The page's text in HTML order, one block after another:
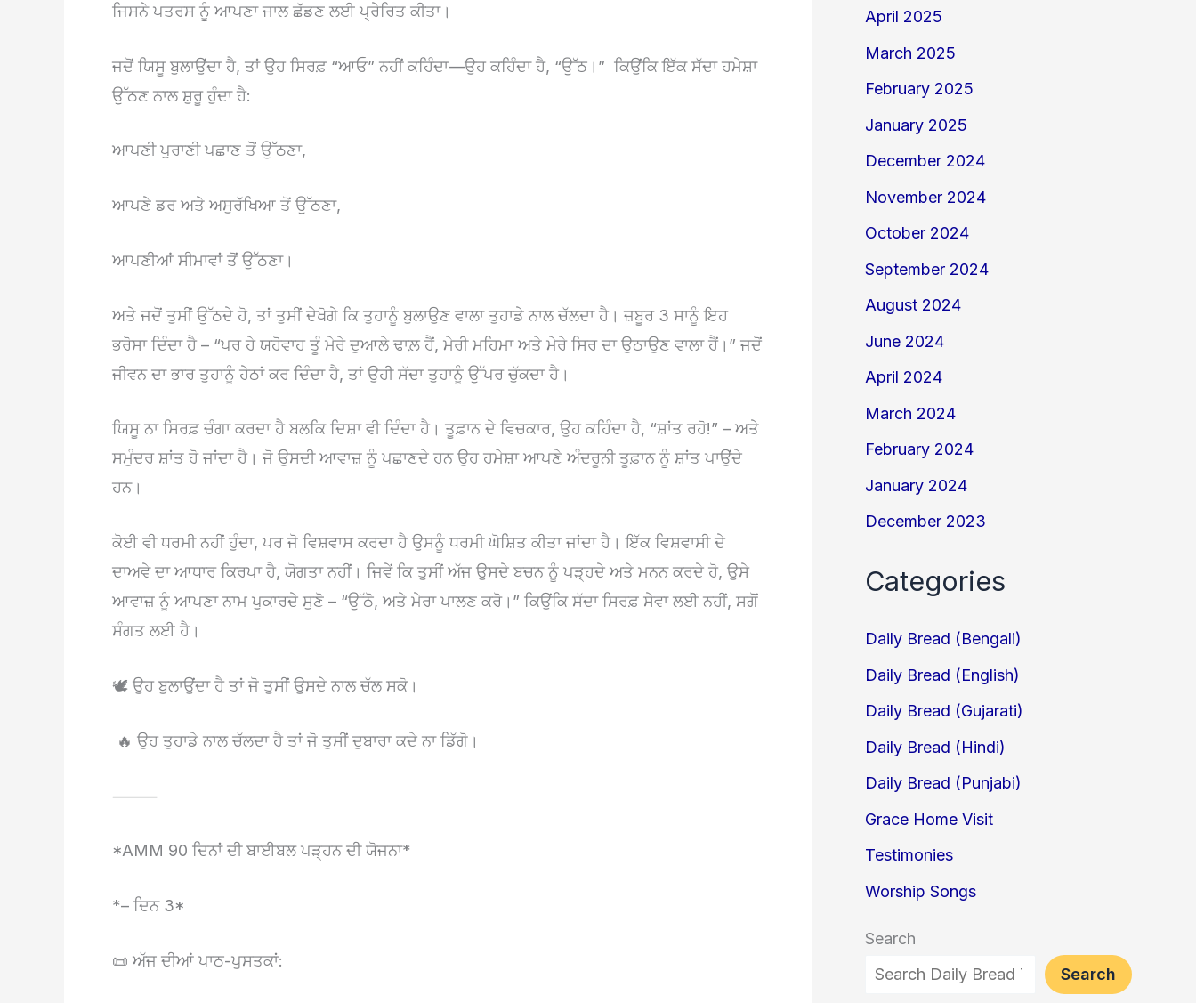
ਜਿਸਨੇ ਪਤਰਸ ਨੂੰ ਆਪਣਾ ਜਾਲ ਛੱਡਣ ਲਈ ਪ੍ਰੇਰਿਤ ਕੀਤਾ।
ਜਦੋਂ ਯਿਸੂ ਬੁਲਾਉਂਦਾ ਹੈ, ਤਾਂ ਉਹ ਸਿਰਫ਼ “ਆਓ” ਨਹੀਂ ਕਹਿੰਦਾ—ਉਹ ਕਹਿੰਦਾ ਹੈ, “ਉੱਠ।” ਕਿਉਂਕਿ ਇੱਕ ਸੱਦਾ ਹਮੇਸ਼ਾ
ਉੱਠਣ ਨਾਲ ਸ਼ੁਰੂ ਹੁੰਦਾ ਹੈ:
ਆਪਣੀ ਪੁਰਾਣੀ ਪਛਾਣ ਤੋਂ ਉੱਠਣਾ,
ਆਪਣੇ ਡਰ ਅਤੇ ਅਸੁਰੱਖਿਆ ਤੋਂ ਉੱਠਣਾ,
ਆਪਣੀਆਂ ਸੀਮਾਵਾਂ ਤੋਂ ਉੱਠਣਾ।
ਅਤੇ ਜਦੋਂ ਤੁਸੀਂ ਉੱਠਦੇ ਹੋ, ਤਾਂ ਤੁਸੀਂ ਦੇਖੋਗੇ ਕਿ ਤੁਹਾਨੂੰ ਬੁਲਾਉਣ ਵਾਲਾ ਤੁਹਾਡੇ ਨਾਲ ਚੱਲਦਾ ਹੈ। ਜ਼ਬੂਰ 3 ਸਾਨੂੰ ਇਹ
ਭਰੋਸਾ ਦਿੰਦਾ ਹੈ – “ਪਰ ਹੇ ਯਹੋਵਾਹ ਤੂੰ ਮੇਰੇ ਦੁਆਲੇ ਢਾਲ਼ ਹੈਂ, ਮੇਰੀ ਮਹਿਮਾ ਅਤੇ ਮੇਰੇ ਸਿਰ ਦਾ ਉਠਾਉਣ ਵਾਲਾ ਹੈਂ।” ਜਦੋਂ
ਜੀਵਨ ਦਾ ਭਾਰ ਤੁਹਾਨੂੰ ਹੇਠਾਂ ਕਰ ਦਿੰਦਾ ਹੈ, ਤਾਂ ਉਹੀ ਸੱਦਾ ਤੁਹਾਨੂੰ ਉੱਪਰ ਚੁੱਕਦਾ ਹੈ।
ਯਿਸੂ ਨਾ ਸਿਰਫ਼ ਚੰਗਾ ਕਰਦਾ ਹੈ ਬਲਕਿ ਦਿਸ਼ਾ ਵੀ ਦਿੰਦਾ ਹੈ। ਤੂਫ਼ਾਨ ਦੇ ਵਿਚਕਾਰ, ਉਹ ਕਹਿੰਦਾ ਹੈ, “ਸ਼ਾਂਤ ਰਹੋ!” – ਅਤੇ
ਸਮੁੰਦਰ ਸ਼ਾਂਤ ਹੋ ਜਾਂਦਾ ਹੈ। ਜੋ ਉਸਦੀ ਆਵਾਜ਼ ਨੂੰ ਪਛਾਣਦੇ ਹਨ ਉਹ ਹਮੇਸ਼ਾ ਆਪਣੇ ਅੰਦਰੂਨੀ ਤੂਫ਼ਾਨ ਨੂੰ ਸ਼ਾਂਤ ਪਾਉਂਦੇ
ਹਨ।
ਕੋਈ ਵੀ ਧਰਮੀ ਨਹੀਂ ਹੁੰਦਾ, ਪਰ ਜੋ ਵਿਸ਼ਵਾਸ ਕਰਦਾ ਹੈ ਉਸਨੂੰ ਧਰਮੀ ਘੋਸ਼ਿਤ ਕੀਤਾ ਜਾਂਦਾ ਹੈ। ਇੱਕ ਵਿਸ਼ਵਾਸੀ ਦੇ
ਦਾਅਵੇ ਦਾ ਆਧਾਰ ਕਿਰਪਾ ਹੈ, ਯੋਗਤਾ ਨਹੀਂ। ਜਿਵੇਂ ਕਿ ਤੁਸੀਂ ਅੱਜ ਉਸਦੇ ਬਚਨ ਨੂੰ ਪੜ੍ਹਦੇ ਅਤੇ ਮਨਨ ਕਰਦੇ ਹੋ, ਉਸੇ
ਆਵਾਜ਼ ਨੂੰ ਆਪਣਾ ਨਾਮ ਪੁਕਾਰਦੇ ਸੁਣੋ – “ਉੱਠੋ, ਅਤੇ ਮੇਰਾ ਪਾਲਣ ਕਰੋ।” ਕਿਉਂਕਿ ਸੱਦਾ ਸਿਰਫ਼ ਸੇਵਾ ਲਈ ਨਹੀਂ, ਸਗੋਂ
ਸੰਗਤ ਲਈ ਹੈ।
🕊️ ਉਹ ਬੁਲਾਉਂਦਾ ਹੈ ਤਾਂ ਜੋ ਤੁਸੀਂ ਉਸਦੇ ਨਾਲ ਚੱਲ ਸਕੋ।
🔥 ਉਹ ਤੁਹਾਡੇ ਨਾਲ ਚੱਲਦਾ ਹੈ ਤਾਂ ਜੋ ਤੁਸੀਂ ਦੁਬਾਰਾ ਕਦੇ ਨਾ ਡਿੱਗੋ।
⸻
*AMM 90 ਦਿਨਾਂ ਦੀ ਬਾਈਬਲ ਪੜ੍ਹਨ ਦੀ ਯੋਜਨਾ*
*– ਦਿਨ 3*
📜 ਅੱਜ ਦੀਆਂ ਪਾਠ-ਪੁਸਤਕਾਂ:
April 2025
March 2025
February 2025
January 2025
December 2024
November 2024
October 2024
September 2024
August 2024
June 2024
April 2024
March 2024
February 2024
January 2024
December 2023
Categories
Daily Bread (Bengali)
Daily Bread (English)
Daily Bread (Gujarati)
Daily Bread (Hindi)
Daily Bread (Punjabi)
Grace Home Visit
Testimonies
Worship Songs
Search
Search